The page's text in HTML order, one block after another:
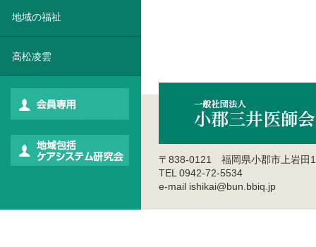
地域の福祉
高松凌雲
〒838-0121 福岡県小郡市上岩田
TEL 0942-72-5534
e-mail ishikai@bun.bbiq.jp